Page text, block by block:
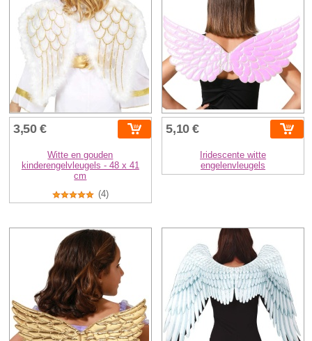
3,50 €
Witte en gouden
kinderengelvleugels - 48 x 41
cm
(4)
5,10 €
Iridescente witte
engelenvleugels